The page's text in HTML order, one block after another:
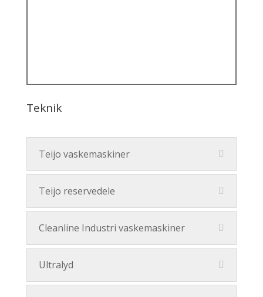
Teknik
Teijo vaskemaskiner
Teijo reservedele
Cleanline Industri vaskemaskiner
Ultralyd